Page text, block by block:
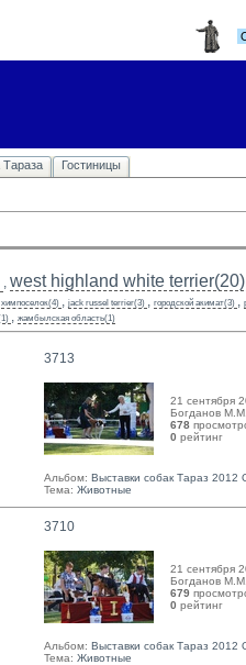
Тараза Гостиницы
, west highland white terrier(20)
химпоселок(4) , jack russel terrier(3) , городской акимат(3) ,
, жамбылская область(1)
3713
21 сентября
Богданов М.М.
678
0 рейтинг
Альбом: Выставки собак Тараз 2012
Тема: Животные
3710
21 сентября
Богданов М.М.
679
0 рейтинг
Альбом: Выставки собак Тараз 2012
Тема: Животные